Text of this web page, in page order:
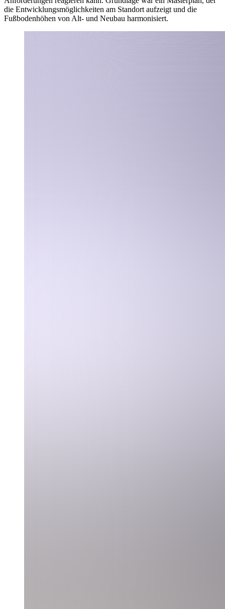
die Entwicklungsmöglichkeiten am Standort aufzeigt und die
Fußbodenhöhen von Alt- und Neubau harmonisiert.